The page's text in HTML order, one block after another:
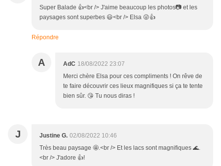
Super Balade 👍<br /> J'aime beaucoup les photos📷 et les
paysages sont superbes 😃<br /> Elsa 😜👍
Répondre
A AdC 18/08/2022 23:07
Merci chère Elsa pour ces compliments ! On rêve de
te faire découvrir ces lieux magnifiques si ça te tente
bien sûr. 😘 Tu nous diras !
J Justine G. 02/08/2022 10:46
Très beau paysage 🤩.<br /> Et les lacs sont magnifiques 🌊.
<br /> J'adore 👍!